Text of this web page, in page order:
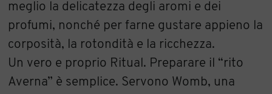
meglio la delicatezza degli aromi e dei
profumi, nonché per farne gustare appieno la
corposità, la rotondità e la ricchezza.
Un vero e proprio Ritual. Preparare il “rito
Averna” è semplice. Servono Womb, una